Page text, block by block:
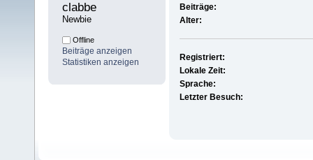
clabbe
Newbie
Offline
Beiträge anzeigen
Statistiken anzeigen
Beiträge:
Alter:
Registriert:
Lokale Zeit:
Sprache:
Letzter Besuch: